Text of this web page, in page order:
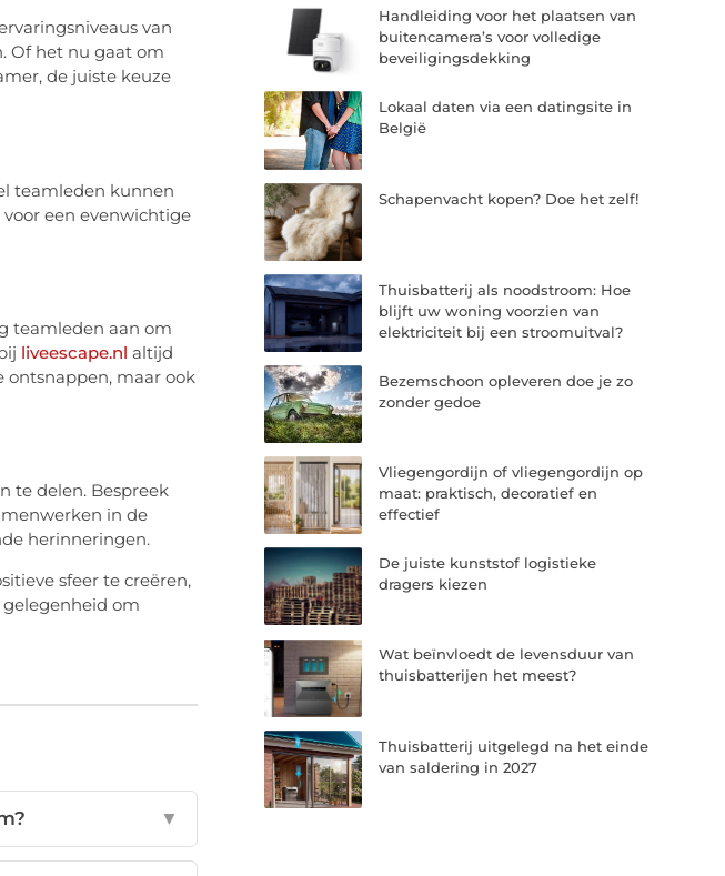
van
Of het nu gaat om
de juiste keuze
teamleden kunnen
een evenwichtige
teamleden aan om
liveescape.nl altijd
ontsnappen, maar ook
te delen. Bespreek
in de
herinneringen.
sfeer te creëren,
om
▼
Handleiding voor het plaatsen van
buitencamera’s voor volledige
beveiligingsdekking
Lokaal daten via een datingsite in
België
Schapenvacht kopen? Doe het zelf!
Thuisbatterij als noodstroom: Hoe
blijft uw woning voorzien van
elektriciteit bij een stroomuitval?
Bezemschoon opleveren doe je zo
zonder gedoe
Vliegengordijn of vliegengordijn op
maat: praktisch, decoratief en
effectief
De juiste kunststof logistieke
dragers kiezen
Wat beïnvloedt de levensduur van
thuisbatterijen het meest?
Thuisbatterij uitgelegd na het einde
van saldering in 2027